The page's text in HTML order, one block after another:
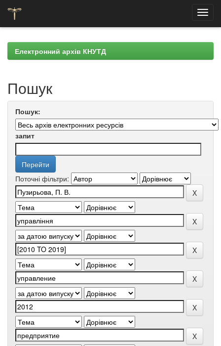
navigationЕлектронний архів КНУТД
Пошук
Пошук:
запит
Поточні фільтри: